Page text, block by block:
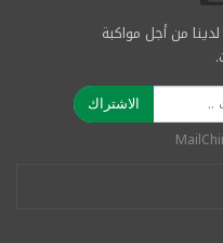
من أجل مواكبة
الاشتراك